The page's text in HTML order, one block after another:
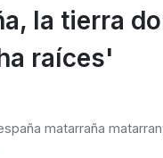
la tierra
raíces'
matarraña